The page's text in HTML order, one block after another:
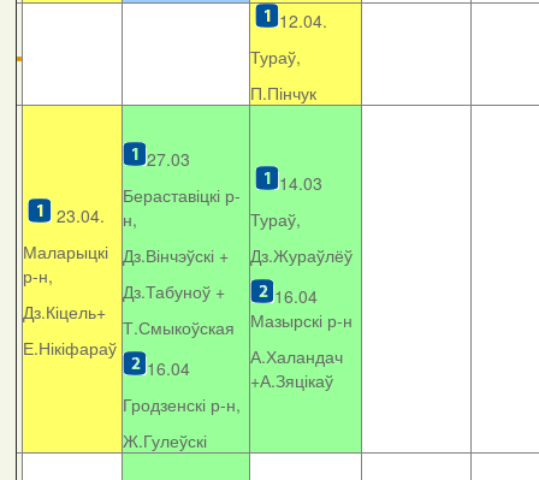
12.04.
Тураў,
П.Пінчук
23.04.
Маларыцкі
р-н,
Дз.Кіцель+
Е.Нікіфараў
27.03
Бераставіцкі р-
н,
Дз.Вінчэўскі +
Дз.Табуноў +
Т.Смыкоўская
16.04
Гродзенскі р-н,
Ж.Гулеўскі
14.03
Тураў,
Дз.Жураўлёў
16.04
Мазырскі р-н
А.Халандач
+А.Зяцікаў